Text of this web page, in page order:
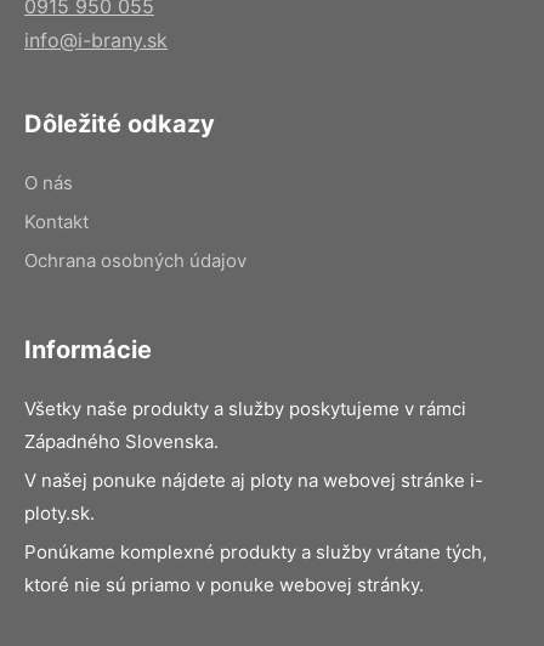
0915 950 055
info@i-brany.sk
Dôležité odkazy
O nás
Kontakt
Ochrana osobných údajov
Informácie
Všetky naše produkty a služby poskytujeme v rámci
Západného Slovenska.
V našej ponuke nájdete aj ploty na webovej stránke i-
ploty.sk.
Ponúkame komplexné produkty a služby vrátane tých,
ktoré nie sú priamo v ponuke webovej stránky.